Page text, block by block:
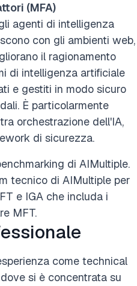
(MFA)
agenti di intelligenza
con gli ambienti web,
il ragionamento
di intelligenza artificiale
e gestiti in modo sicuro
È particolarmente
orchestrazione dell'IA,
di sicurezza.
di AIMultiple.
tecnico di AIMultiple per
e IGA che includa i
MFT.
come technical
si è concentrata su